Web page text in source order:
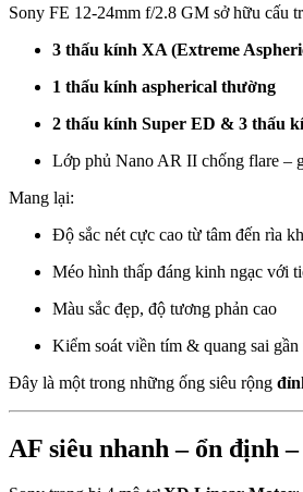
Sony FE 12-24mm f/2.8 GM sở hữu cấu
3 thấu kính XA (Extreme
1 thấu kính aspherical thường
2 thấu kính Super ED & 3 thấu
Lớp phủ Nano AR II chống flare –
Mang lại:
Độ sắc nét cực cao từ tâm đến rìa
Méo hình thấp đáng kinh ngạc với
Màu sắc đẹp, độ tương phản cao
Kiểm soát viền tím & quang sai gần
Đây là một trong những ống siêu rộng
AF siêu nhanh – ổn định